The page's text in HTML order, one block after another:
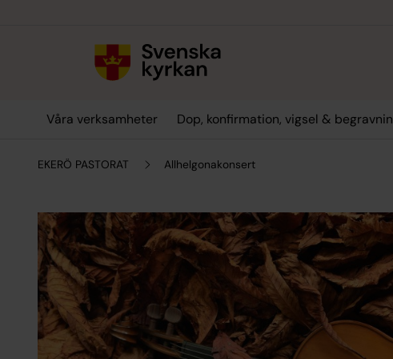
Våra verksamheter Dop, konfirmation, vigsel &
EKERÖ PASTORAT Allhelgonakonsert